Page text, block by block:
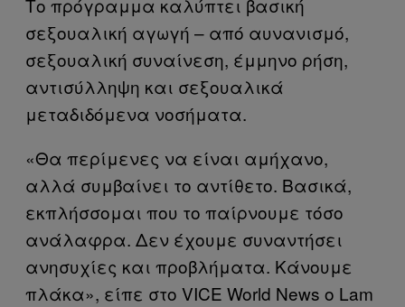
Το πρόγραμμα καλύπτει βασική
σεξουαλική αγωγή – από αυνανισμό,
σεξουαλική συναίνεση, έμμηνο ρήση,
αντισύλληψη και σεξουαλικά
μεταδιδόμενα νοσήματα.
«Θα περίμενες να είναι αμήχανο,
αλλά συμβαίνει το αντίθετο. Βασικά,
εκπλήσσομαι που το παίρνουμε τόσο
ανάλαφρα. Δεν έχουμε συναντήσει
ανησυχίες και προβλήματα. Κάνουμε
πλάκα», είπε στο VICE World News ο Lam